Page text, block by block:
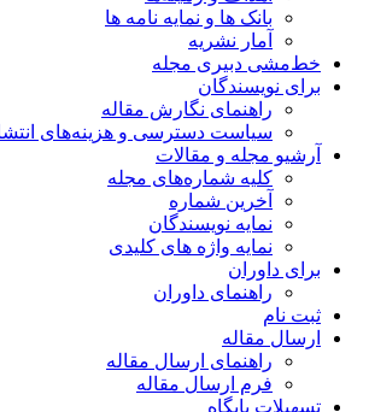
بانک ها و نمایه نامه ها
آمار نشریه
خط‌مشی دبیری مجله
برای نویسندگان
راهنمای نگارش مقاله
سیاست دسترسی و هزینه‌های انتشار
آرشیو مجله و مقالات
کلیه شماره‌های مجله
آخرین شماره
نمایه نویسندگان
نمایه واژه های کلیدی
برای داوران
راهنمای داوران
ثبت نام
ارسال مقاله
راهنمای ارسال مقاله
فرم ارسال مقاله
تسهیلات پایگاه